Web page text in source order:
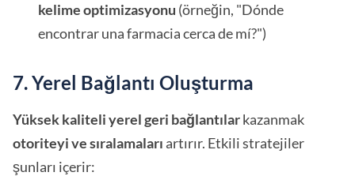
kelime optimizasyonu (örneğin, "Dónde
encontrar una farmacia cerca de mí?")
7. Yerel Bağlantı Oluşturma
Yüksek kaliteli yerel geri bağlantılarkazanmak
otoriteyi ve sıralamaları artırır. Etkili stratejiler
şunları içerir: